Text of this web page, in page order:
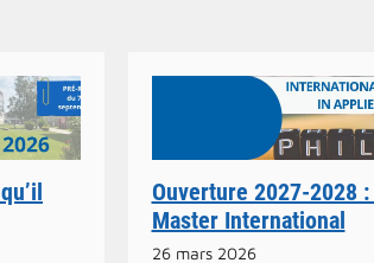
Ouverture 2027-2028 :
Master International
26 mars 2026